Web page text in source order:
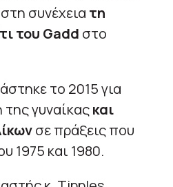
συνέχεια τη
του Gadd στο
το 2015 για
γυναίκαςκαι
σε πράξεις που
1975 και 1980.